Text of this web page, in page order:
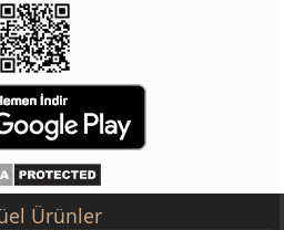
Ürünler